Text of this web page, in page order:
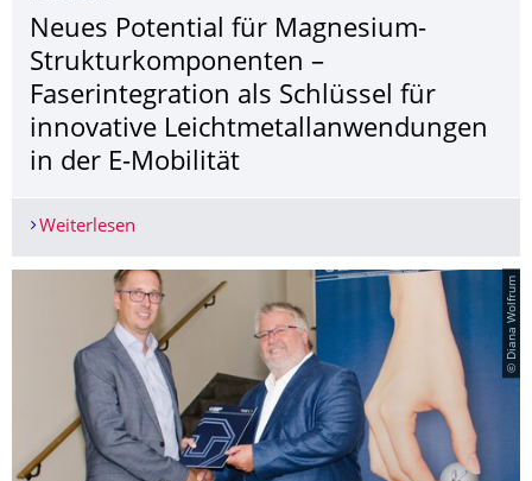
Neues Potential für Magnesium-
Strukturkomponen­ten –
Faserintegration als Schlüssel für
innovative Leichtmetallanwen­dungen
in der E-Mobilität
Weiterlesen
© Diana Wolfrum